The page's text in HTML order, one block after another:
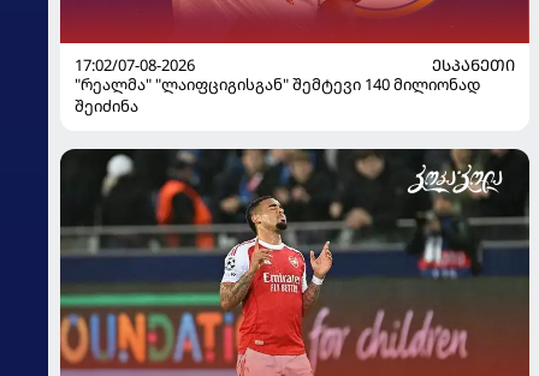
17:02/07-08-2026
ᲔᲡᲞᲐᲜᲔᲗᲘ
"რეალმა" "ლაიფციგისგან" შემტევი 140 მილიონად
შეიძინა